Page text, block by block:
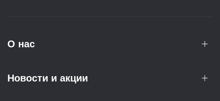
О нас
Новости и акции